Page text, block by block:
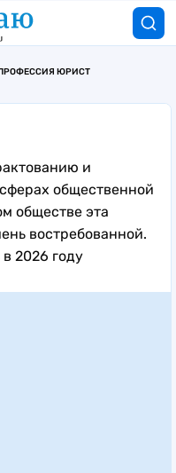
ЮРИСТ
и
общественной
обществе эта
востребованной.
2026 году